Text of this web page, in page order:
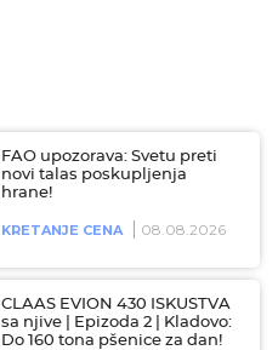
FAO upozorava: Svetu preti
novi talas poskupljenja
hrane!
KRETANJE CENA 08.08.2026
CLAAS EVION 430 ISKUSTVA
sa njive | Epizoda 2 | Kladovo:
Do 160 tona pšenice za dan!